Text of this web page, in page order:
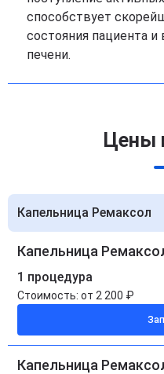
способствует
состояния пациента
печени.
Цены
Капельница Ремаксол
Капельница
1 процедура
Стоимость: от 2 200 ₽
Капельница